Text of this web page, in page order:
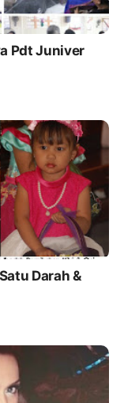
Pdt Juniver
Darah &